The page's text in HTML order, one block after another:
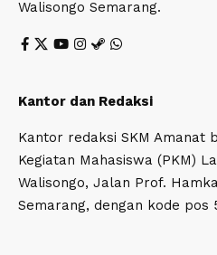
Walisongo Semarang.
Kantor dan Redaksi
Kantor redaksi SKM Amanat
Kegiatan Mahasiswa (PKM)
Walisongo, Jalan Prof.
Semarang, dengan kode pos